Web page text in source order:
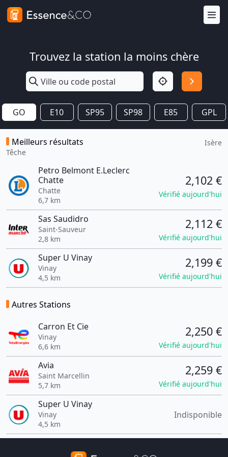
Trouvez la station la moins chère
GO E10 SP95 SP98 E85 GPL
Meilleurs résultats
Têche
Isère
Petro Belmont E.Leclerc
Chatte
Chatte
6,7 km
2,102 €
Vérifié aujourd'hui
Sas Saudidro
Saint-Sauveur
2,8 km
2,112 €
Vérifié aujourd'hui
Super U Vinay
Vinay
4,5 km
2,199 €
Vérifié aujourd'hui
Autres Stations
Carron Et Cie
Vinay
6,6 km
2,250 €
Vérifié aujourd'hui
Avia
Saint Marcellin
5,7 km
2,259 €
Vérifié aujourd'hui
Super U Vinay
Vinay
4,5 km
Indisponible